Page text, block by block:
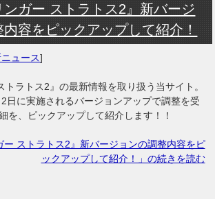
ンガー ストラトス2』新バージ
内容をピックアップして紹介！
ュース]
トラトス2』の最新情報を取り扱う当サイト。
日に実施されるバージョンアップで調整を受
を、ピックアップして紹介します！！
ー ストラトス2』新バージョンの調整内容をピ
ックアップして紹介！」の続きを読む